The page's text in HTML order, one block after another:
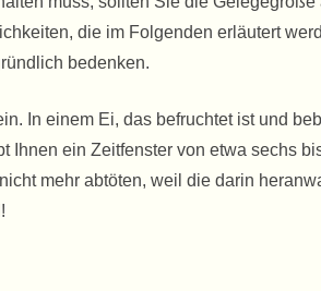
die im Folgenden erläutert
bedenken.
In einem Ei, das befruchtet ist und
ein Zeitfenster von etwa sechs
mehr abtöten, weil die darin